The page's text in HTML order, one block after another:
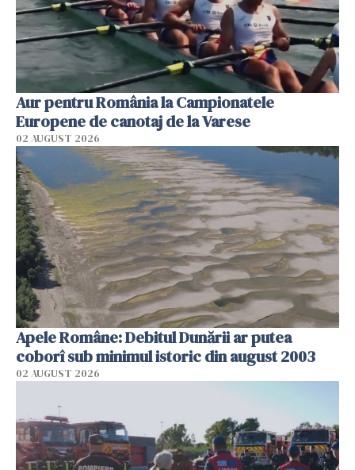
Aur pentru România la Campionatele
Europene de canotaj de la Varese
02 AUGUST 2026
Apele Române: Debitul Dunării ar putea
coborî sub minimul istoric din august 2003
02 AUGUST 2026